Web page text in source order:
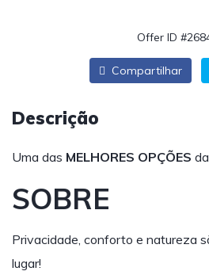
Offer ID
Compartilhar
Descrição
Uma das MELHORES OPÇÕES
SOBRE
Privacidade, conforto e natureza
lugar!